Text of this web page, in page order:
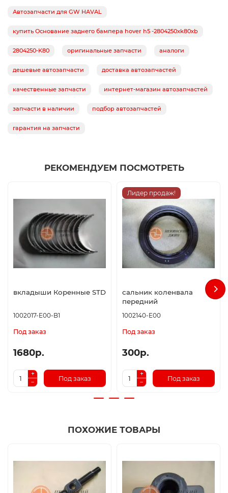
Автозапчасти для GW HAVAL
купить Основание заднего бампера hover h5 -2804250xk80xb
2804250-K80 оригинальные запчасти аналоги
дешевые автозапчасти доставка автозапчастей
качественные запчасти интернет-магазин автозапчастей
запчасти в наличии подбор автозапчастей
гарантия на запчасти
РЕКОМЕНДУЕМ ПОСМОТРЕТЬ
вкладыши Коренные STD
1002017-E00-B1
Под заказ
1680р.
Под заказ
Лидер продаж!
сальник коленвала
передний
1002140-E00
Под заказ
300р.
Под заказ
ПОХОЖИЕ ТОВАРЫ